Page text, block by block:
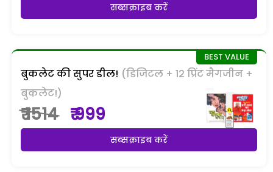
सब्सक्राइब करें
बुकलेट की सुपर डील! (डिजिटल + 12 प्रिंट मैगजीन +
बुकलेट!)
₹ 1514 ₹ 999
सब्सक्राइब करें